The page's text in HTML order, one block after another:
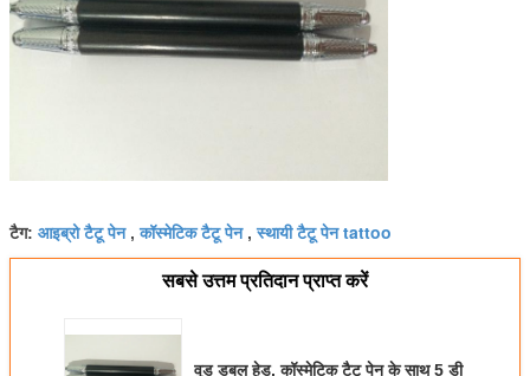
टैग: आइब्रो टैटू पेन,कॉस्मेटिक टैटू पेन,स्थायी टैटू पेन tattoo
सबसे उत्तम प्रतिदान प्राप्त करें
वुड डबल हेड, कॉस्मेटिक टैटू पेन के साथ 5 डी